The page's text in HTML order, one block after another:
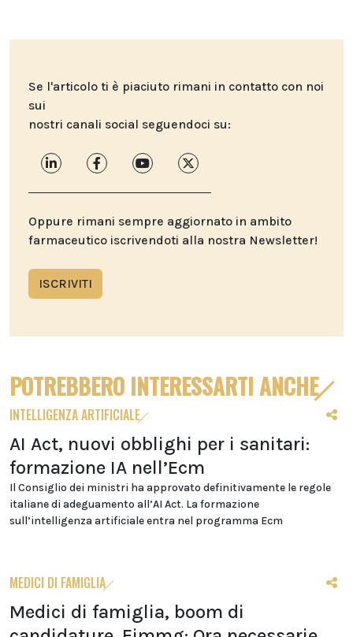
Se l'articolo ti è piaciuto rimani in contatto con noi
sui
nostri canali social seguendoci su:
Oppure rimani sempre aggiornato in ambito
farmaceutico iscrivendoti alla nostra Newsletter!
ISCRIVITI
POTREBBERO INTERESSARTI ANCHE
INTELLIGENZA ARTIFICIALE
AI Act, nuovi obblighi per i sanitari:
formazione IA nell’Ecm
Il Consiglio dei ministri ha approvato definitivamente le regole
italiane di adeguamento all’AI Act. La formazione
sull’intelligenza artificiale entra nel programma Ecm
MEDICI DI FAMIGLIA
Medici di famiglia, boom di